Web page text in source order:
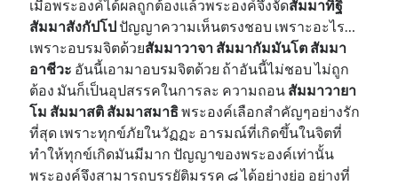
เมื่อพระองค์ได้ผลถูกต้องแล้วพระองค์จึงจัดสัมมาทิฐิ
สัมมาสังกัปโปปัญญาความเห็นตรงชอบ เพราะอะไร…
เพราะอบรมจิตด้วยสัมมาวาจา สัมมากัมมันโต สัมมา
อาชีวะ อันนี้เอามาอบรมจิตด้วย ถ้าอันนี้ไม่ชอบ ไม่ถูก
ต้อง มันก็เป็นอุปสรรคในการละ ความถอน สัมมาวายา
โม สัมมาสติ สัมมาสมาธิพระองค์เลือกสำคัญๆอย่างรัก
ที่สุด เพราะทุกข์ภัยในวัฏฏะ อารมณ์ที่เกิดขึ้นในจิตที่
ทำให้ทุกข์เกิดมันมีมาก ปัญญาของพระองค์เท่านั้น
พระองค์จึงสามารถบรรยัติมรรค ๘ ได้อย่างย่อ อย่างที่